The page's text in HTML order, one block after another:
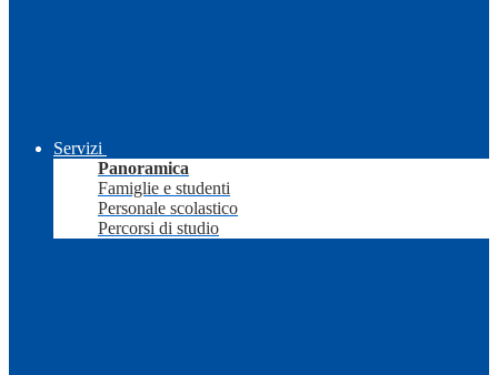
Servizi
Panoramica
Famiglie e studenti
Personale scolastico
Percorsi di studio